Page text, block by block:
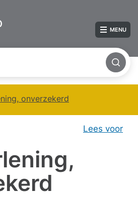
MENU
onverzekerd
Lees voor